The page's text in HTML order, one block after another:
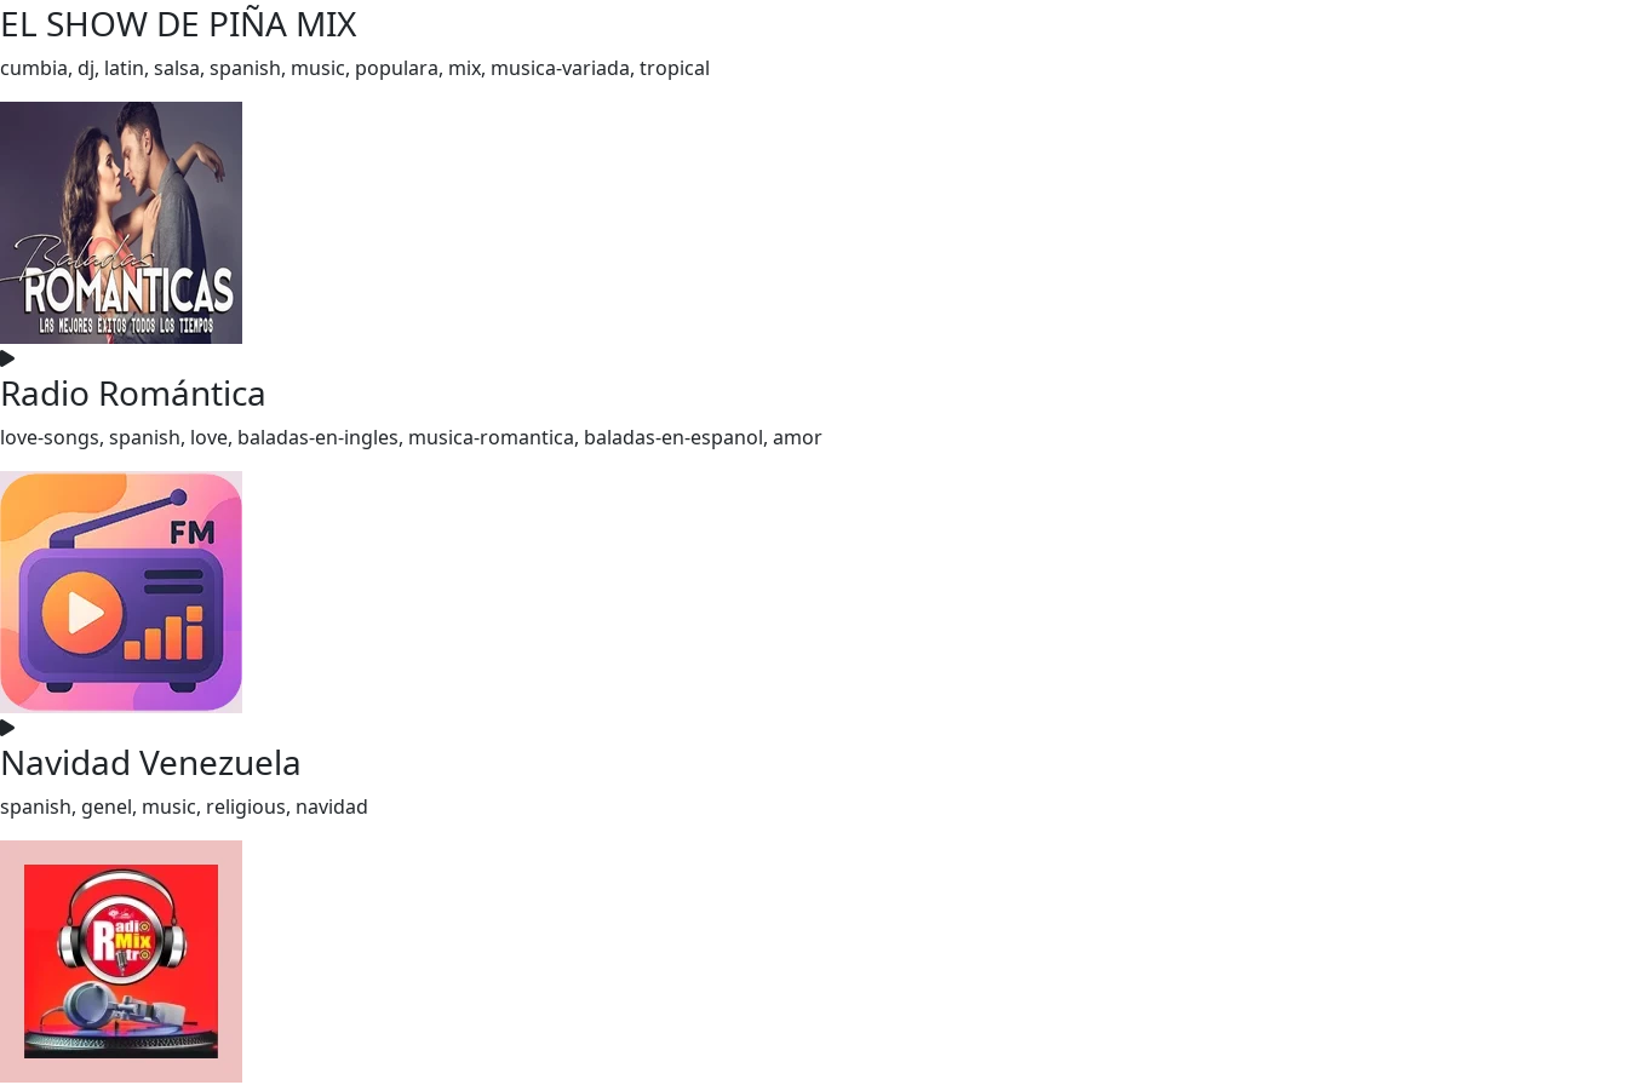
EL SHOW DE PIÑA MIX
cumbia, dj, latin, salsa, spanish, music, populara, mix, musica-variada, tropical
Radio Romántica
love-songs, spanish, love, baladas-en-ingles, musica-romantica, baladas-en-espanol, amor
Navidad Venezuela
spanish, genel, music, religious, navidad